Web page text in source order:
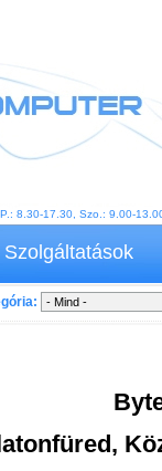
17.30, Szo.: 9.00-
Szolgáltatások